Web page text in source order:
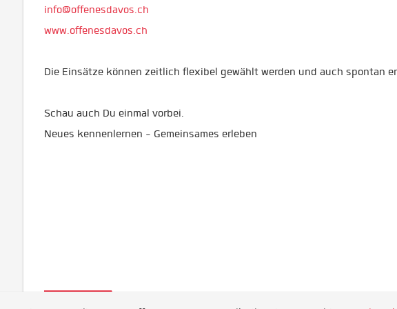
info@offenesdavos.ch
www.offenesdavos.ch
Die Einsätze können zeitlich flexibel gewählt werden und auch spontan
Schau auch Du einmal vorbei.
Neues kennenlernen - Gemeinsames erleben